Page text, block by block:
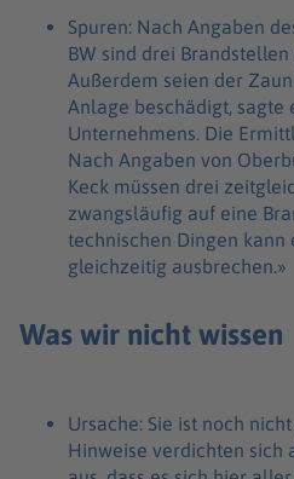
Spuren: Nach Angaben
BW sind drei
Außerdem seien der
Anlage beschädigt, sagte
Unternehmens. Die
Nach Angaben von
Keck müssen drei
zwangsläufig auf eine
technischen Dingen kann
gleichzeitig ausbrechen.»
Was wir nicht wissen
Ursache: Sie ist noch
Hinweise verdichten sich